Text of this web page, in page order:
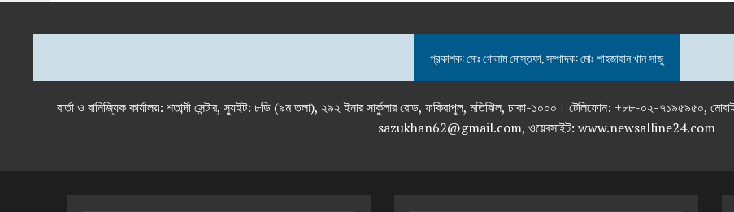
প্রকাশক: মোঃ গোলাম মোস্তফা, সম্পাদক: মোঃ শাহজাহান খান সাজু
বার্তা ও বানিজ্যিক কার্যালয়: শতাব্দী সেন্টার, স্যুইট: ৮ডি (৯ম তলা), ২৯২ ইনার সার্কুলার রোড, ফকিরাপুল, মতিঝিল, ঢাকা-১০০০। টেলিফোন: +৮৮-০২-
sazukhan62@gmail.com, ওয়েবসাইট: www.newsalline24.com